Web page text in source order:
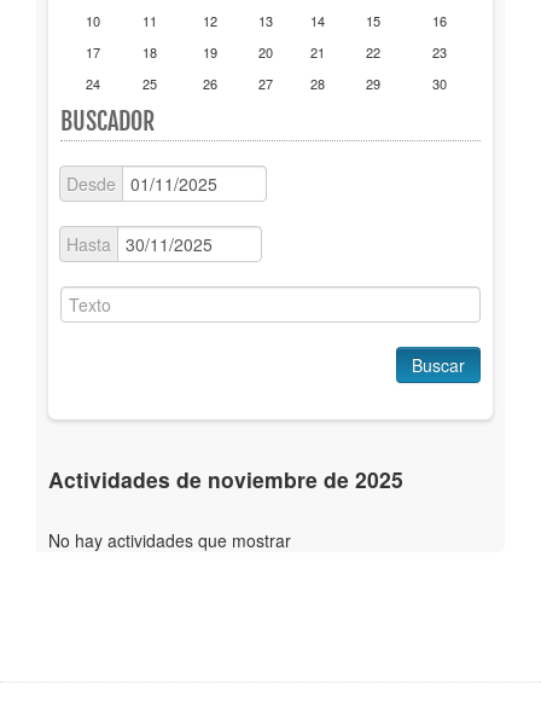
10
11 12 13 14 15
16
17
18 19 20 21 22
23
24
25 26 27 28 29 30
BUSCADOR
Desde
Hasta
Buscar
Actividades de noviembre de 2025
No hay actividades que mostrar